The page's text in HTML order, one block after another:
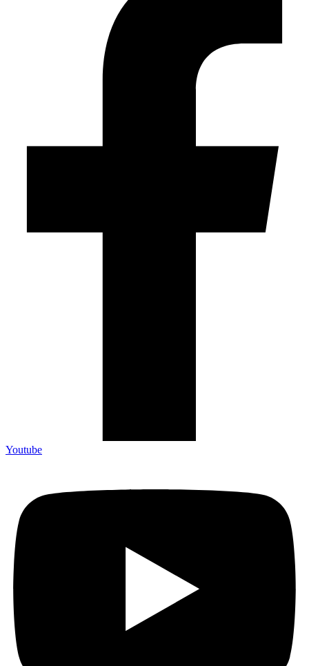
Youtube